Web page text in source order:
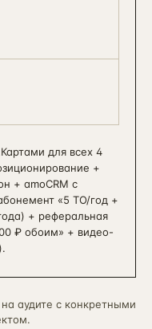
для всех 4
+
+ amoCRM с
«5 ТО/год +
+ реферальная
₽ обоим» + видео-
аудите с конкретными